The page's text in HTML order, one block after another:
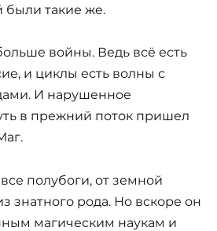
были такие же.
войны. Ведь всё есть
и циклы есть волны с
И нарушенное
в прежний поток пришел
полубоги, от земной
знатного рода. Но вскоре он
магическим наукам и